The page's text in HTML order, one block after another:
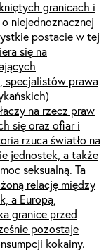
granicach i
niejednoznacznej
postacie w tej
się na
specjalistów prawa
na rzecz praw
się oraz ofiar i
rzuca światło na
jednostek, a także
seksualną. Ta
relację między
a Europą,
granice przed
pozostaje
kokainy.